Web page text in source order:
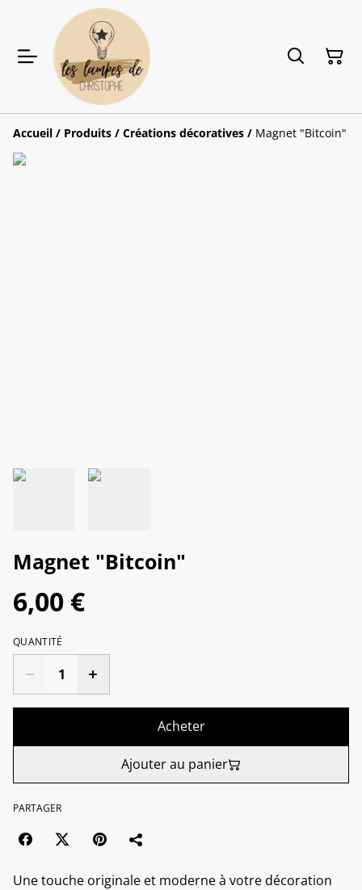
Accueil / Produits / Créations décoratives / Magnet "Bitcoin"
Magnet "Bitcoin"
6,00 €
QUANTITÉ
Acheter
Ajouter au panier
PARTAGER
Une touche originale et moderne à votre décoration